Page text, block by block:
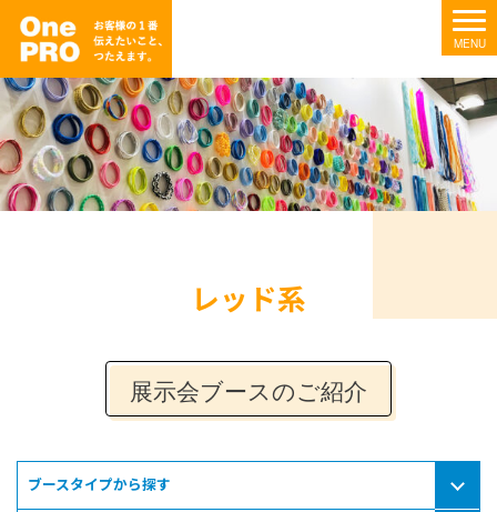
レッド系
展示会ブースのご紹介
ブースタイプから探す